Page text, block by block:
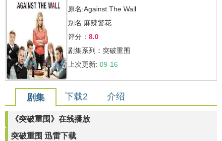
原名:Against The Wall
别名:麻辣警花
评分： 8.0
剧集系列：突破重围
上次更新: 09-16
剧集 下载2 介绍
《突破重围》在线播放
突破重围 迅雷下载